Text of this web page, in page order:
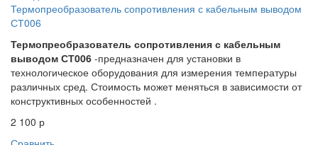
Термопреобразователь сопротивления с кабельным выводом
СТ006
Термопреобразователь сопротивления с кабельным
выводом СТ006 -предназначен для установки в
технологическое оборудования для измерения температуры
различных сред. Стоимость может меняться в зависимости от
конструктивных особенностей .
2 100 р